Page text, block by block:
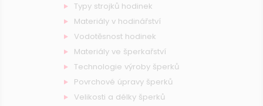
Typy strojků hodinek
Materiály v hodinářství
Vodotěsnost hodinek
Materiály ve šperkařství
Technologie výroby šperků
Povrchové úpravy šperků
Velikosti a délky šperků